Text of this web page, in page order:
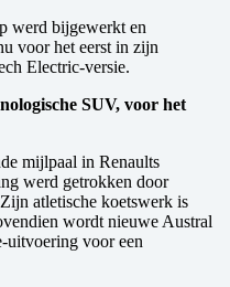
werd bijgewerkt en
voor het eerst in zijn
Electric-versie.
SUV, voor het
mijlpaal in Renaults
werd getrokken door
atletische koetswerk is
wordt nieuwe Austral
uitvoering voor een